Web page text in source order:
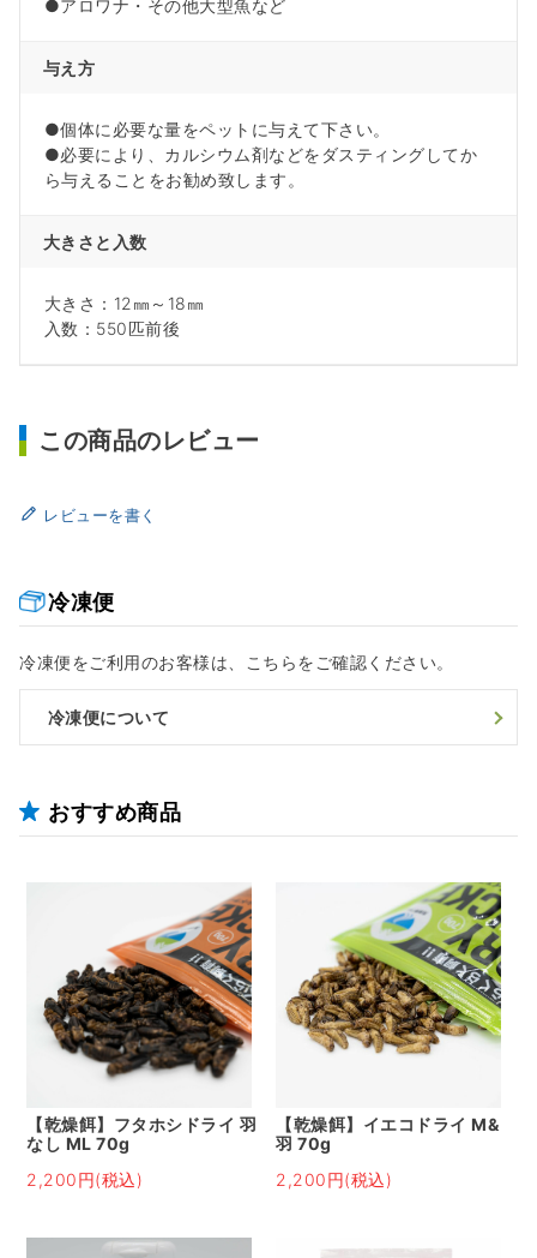
冷凍便
冷凍便をご利用のお客様は、こちらをご確認ください。
冷凍便について
おすすめ商品
【乾燥餌】フタホシドライ 羽
なし ML 70g
2,200円(税込)
【乾燥餌】イエコドライ M&
羽 70g
2,200円(税込)
●アロワナ・その他大型魚など
与え方
●個体に必要な量をペットに与えて下さい。
●必要により、カルシウム剤などをダスティングしてか
ら与えることをお勧め致します。
大きさと入数
大きさ：12㎜～18㎜
入数：550匹前後
この商品のレビュー
レビューを書く